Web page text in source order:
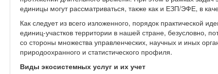
единицы могут рассматриваться, также как и ЕЗП/ЭФЕ, в
Как следует из всего изложенного, порядок практической
единиц-участков территории в нашей стране, безусловно,
со стороны множества управленческих, научных и иных
природоохранного и статистического профиля.
Виды экосистемных услуг и их учет